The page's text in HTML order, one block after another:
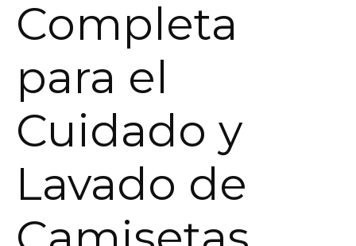
Completa
para el
Cuidado y
Lavado de